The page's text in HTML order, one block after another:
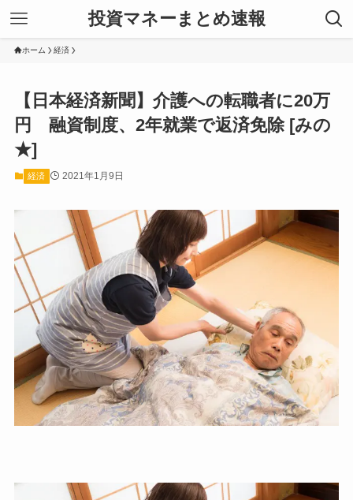
投資マネーまとめ速報
ホーム 経済
【日本経済新聞】介護への転職者に20万
円 融資制度、2年就業で返済免除 [みの
★]
経済 2021年1月9日